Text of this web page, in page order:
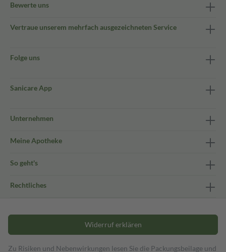
Bewerte uns
Vertraue unserem mehrfach ausgezeichneten Service
Folge uns
Sanicare App
Unternehmen
Meine Apotheke
So geht's
Rechtliches
Widerruf erklären
Zu Risiken und Nebenwirkungen lesen Sie die Packungsbeilage und